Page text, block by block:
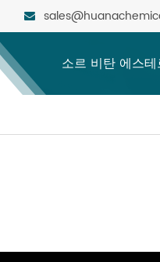
소르 비탄 에스